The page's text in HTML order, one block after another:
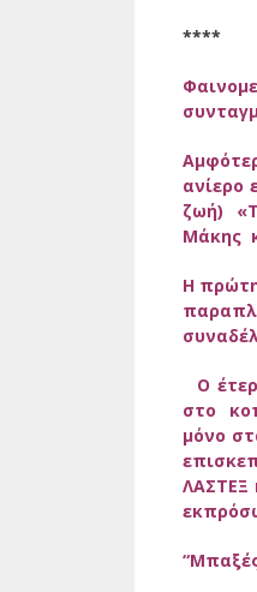
****
ανίερο
ζωή)
Μάκης
Η
Ο
στο
μόνο
ΛΑΣΤΕΞ